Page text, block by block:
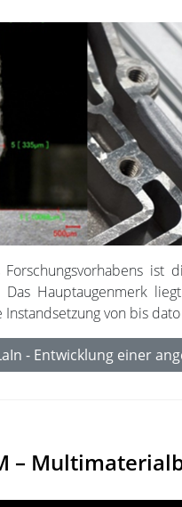
ist
Das Hauptaugenmerk
von bis
- Entwicklung einer
–